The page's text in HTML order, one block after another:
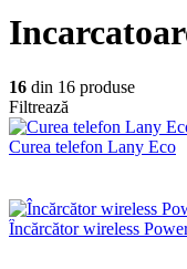
16 din 16 produse
Filtrează
Curea telefon Lany Eco
Încărcător wireless